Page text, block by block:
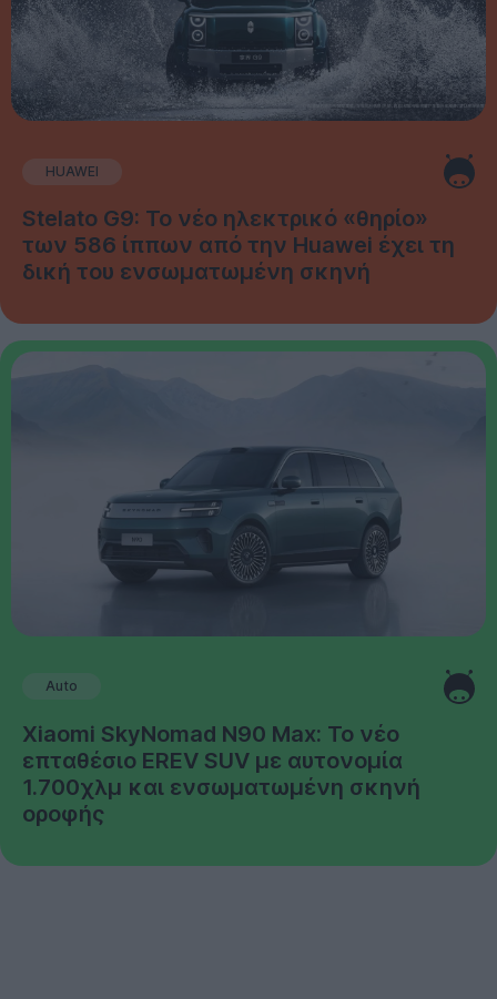
HUAWEI
Stelato G9: Το νέο ηλεκτρικό «θηρίο»
των 586 ίππων από την Huawei έχει τη
δική του ενσωματωμένη σκηνή
Auto
Xiaomi SkyNomad N90 Max: Το νέο
επταθέσιο EREV SUV με αυτονομία
1.700χλμ και ενσωματωμένη σκηνή
οροφής